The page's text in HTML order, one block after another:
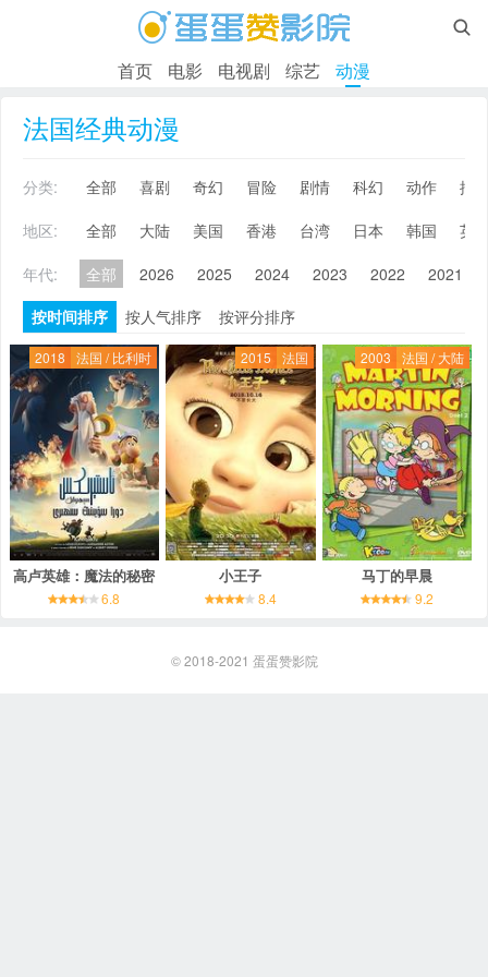

首页 电影 电视剧 综艺 动漫
法国经典动漫
分类: 全部 喜剧 奇幻 冒险 剧情 科幻 动作
搞
地区:
全部 大陆 美国 香港 台湾 日本 韩国
英
年代:
全部 2026 2025 2024 2023 2022 2021
按时间排序
按人气排序 按评分排序
2018 法国 / 比利时
高卢英雄：魔法的秘密
6.8
2015 法国
小王子
8.4
2003 法国 / 大陆
马丁的早晨
9.2
© 2018-2021 蛋蛋赞影院